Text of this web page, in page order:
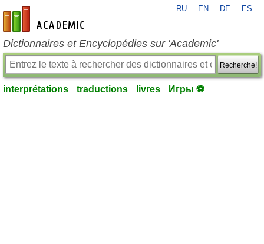
fr-academic.com
RU EN DE ES
Dictionnaires et Encyclopédies sur 'Academic'
Recherche!
interprétations traductions livres Игры ⚽